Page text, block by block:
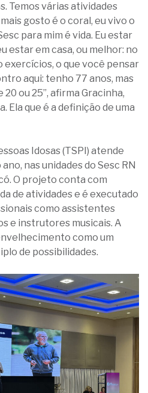
Temos várias atividades
gosto é o coral, eu vivo o
para mim é vida. Eu estar
estar em casa, ou melhor: no
exercícios, o que você pensar
aqui: tenho 77 anos, mas
ou 25”, afirma Gracinha,
Ela que é a definição de uma
Idosas (TSPI) atende
nas unidades do Sesc RN
O projeto conta com
de atividades e é executado
como assistentes
e instrutores musicais. A
como um
de possibilidades.